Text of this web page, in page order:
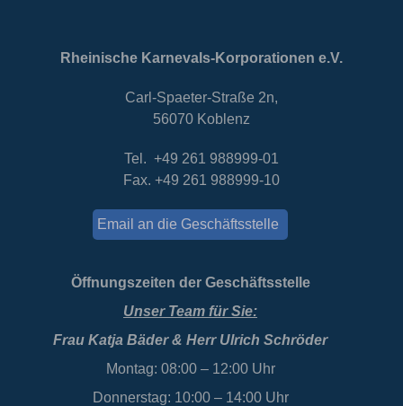
Rheinische Karnevals-Korporationen e.V.
Carl-Spaeter-Straße 2n,
56070 Koblenz
Tel. +49 261 988999-01
Fax. +49 261 988999-10
Email an die Geschäftsstelle
Öffnungszeiten der Geschäftsstelle
Unser Team für Sie:
Frau Katja Bäder & Herr Ulrich Schröder
Montag: 08:00 – 12:00 Uhr
Donnerstag: 10:00 – 14:00 Uhr